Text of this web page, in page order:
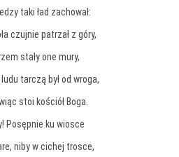
taki ład zachował:
czujnie patrzał z góry,
stały one mury,
tarczą był od wroga,
stoi kościół Boga.
Posępnie ku wiosce
niby w cichej trosce,